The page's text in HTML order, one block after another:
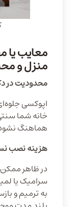
معایب یا
منزل و
محدودیت در
اپوکسی
خانه شما
هماهنگ
هزینه نصب
در ظاهر
سرامیک یا
به ترمیم و